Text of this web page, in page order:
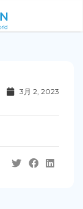
3月 2, 2023